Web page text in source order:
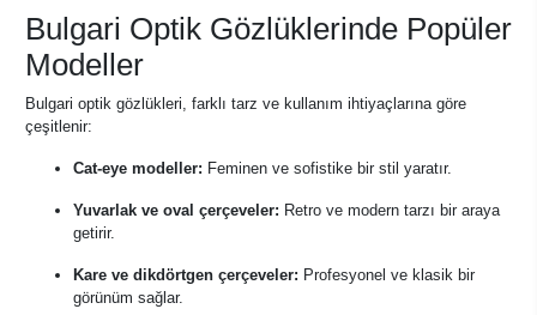
Bulgari Optik Gözlüklerinde Popüler
Modeller
Bulgari optik gözlükleri, farklı tarz ve kullanım ihtiyaçlarına göre
çeşitlenir:
Cat-eye modeller: Feminen ve sofistike bir stil yaratır.
Yuvarlak ve oval çerçeveler: Retro ve modern tarzı bir araya
getirir.
Kare ve dikdörtgen çerçeveler: Profesyonel ve klasik bir
görünüm sağlar.